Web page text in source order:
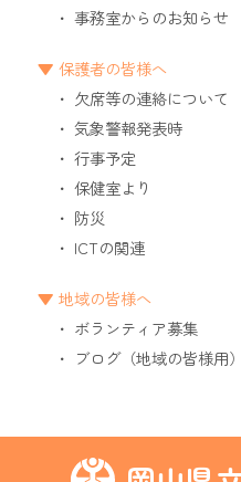
事務室からのお知らせ
保護者の皆様へ
欠席等の連絡について
気象警報発表時
行事予定
保健室より
防災
ICTの関連
地域の皆様へ
ボランティア募集
ブログ（地域の皆様用）